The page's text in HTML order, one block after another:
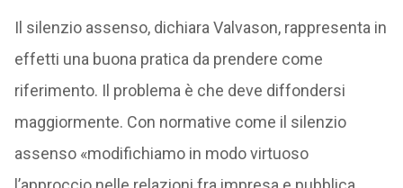
Il silenzio assenso, dichiara Valvason, rappresenta in
effetti una buona pratica da prendere come
riferimento. Il problema è che deve diffondersi
maggiormente. Con normative come il silenzio
assenso «modifichiamo in modo virtuoso